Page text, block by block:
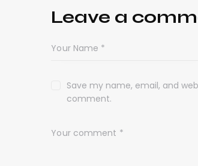
Leave a
Save my name, email, and
comment.